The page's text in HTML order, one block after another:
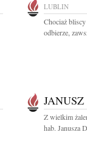
LUBLIN
Chociaż
odbierze,
Z wielkim
hab. Janusza